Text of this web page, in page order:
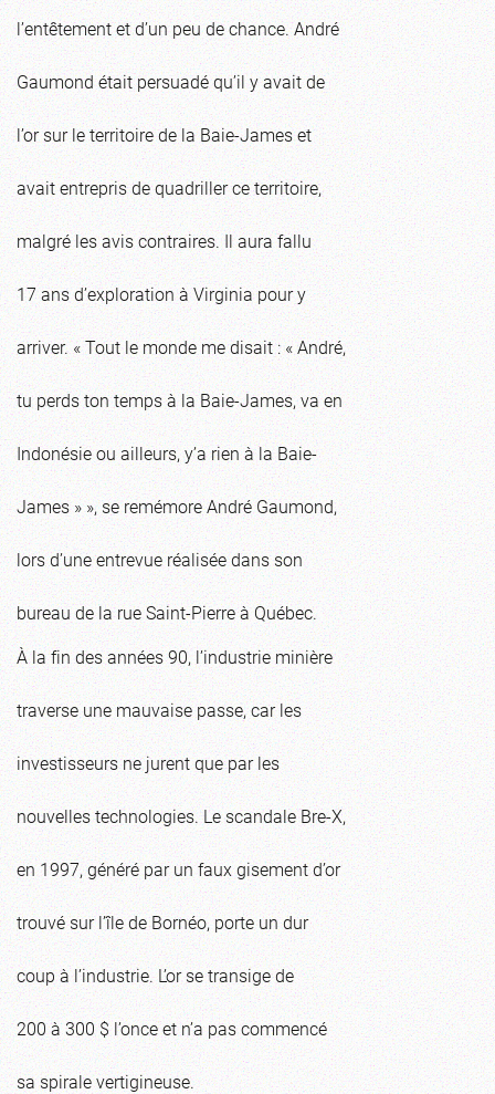
l’entêtement et d’un peu de chance. André
Gaumond était persuadé qu’il y avait de
l’or sur le territoire de la Baie-James et
avait entrepris de quadriller ce territoire,
malgré les avis contraires. Il aura fallu
17 ans d’exploration à Virginia pour y
arriver. « Tout le monde me disait : « André,
tu perds ton temps à la Baie-James, va en
Indonésie ou ailleurs, y’a rien à la Baie-
James » », se remémore André Gaumond,
lors d’une entrevue réalisée dans son
bureau de la rue Saint-Pierre à Québec.
À la fin des années 90, l’industrie minière
traverse une mauvaise passe, car les
investisseurs ne jurent que par les
nouvelles technologies. Le scandale Bre-X,
en 1997, généré par un faux gisement d’or
trouvé sur l’île de Bornéo, porte un dur
coup à l’industrie. L’or se transige de
200 à 300 $ l’once et n’a pas commencé
sa spirale vertigineuse.